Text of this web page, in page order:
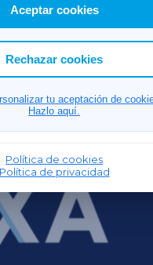
personalizar la elección
deseas permitir.
Aceptar cookies
Rechazar cookies
tu aceptación de
Hazlo aquí.
Política de cookies
Política de privacidad
RIBEIRASACRAXA
ACORUÑAXA
FERROLXA
OURENSEXA